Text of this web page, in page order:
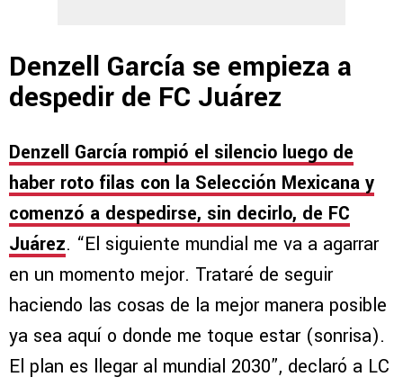
Denzell García se empieza a
despedir de FC Juárez
Denzell García rompió el silencio luego de
haber roto filas con la Selección Mexicana y
comenzó a despedirse, sin decirlo, de FC
Juárez. “El siguiente mundial me va a agarrar
en un momento mejor. Trataré de seguir
haciendo las cosas de la mejor manera posible
ya sea aquí o donde me toque estar (sonrisa).
El plan es llegar al mundial 2030”, declaró a LC